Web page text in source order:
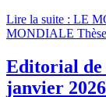
Lire la suite : LE
MONDIALE
Editorial de
janvier